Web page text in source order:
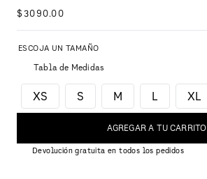
$3090.00
Tabla de Medidas
XS S M L XL
AGREGAR A TU CARRITO
Devolución gratuita en todos los pedidos